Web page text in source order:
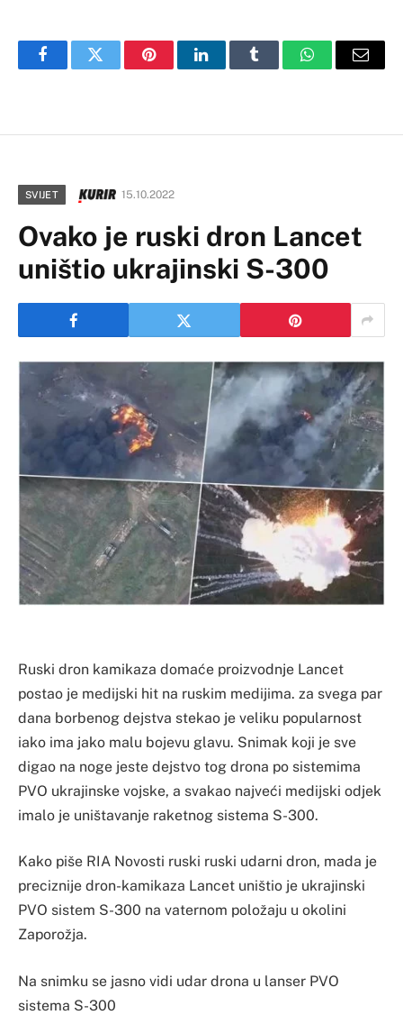
FacebookTwitter PinterestLinkedInTumblr WhatsAppEmail
SVIJET 15.10.2022
Ovako je ruski dron Lancet
uništio ukrajinski S-300
Ruski dron kamikaza domaće proizvodnje Lancet
postao je medijski hit na ruskim medijima. za svega par
dana borbenog dejstva stekao je veliku popularnost
iako ima jako malu bojevu glavu. Snimak koji je sve
digao na noge jeste dejstvo tog drona po sistemima
PVO ukrajinske vojske, a svakao najveći medijski odjek
imalo je uništavanje raketnog sistema S-300.
Kako piše RIA Novosti ruski ruski udarni dron, mada je
preciznije dron-kamikaza Lancet uništio je ukrajinski
PVO sistem S-300 na vaternom položaju u okolini
Zaporožja.
Na snimku se jasno vidi udar drona u lanser PVO
sistema S-300